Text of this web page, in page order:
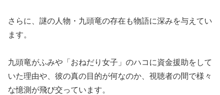
さらに、謎の人物・九頭竜の存在も物語に深みを与えてい
ます。
九頭竜がふみや「おねだり女子」のハコに資金援助をして
いた理由や、彼の真の目的が何なのか、視聴者の間で様々
な憶測が飛び交っています。